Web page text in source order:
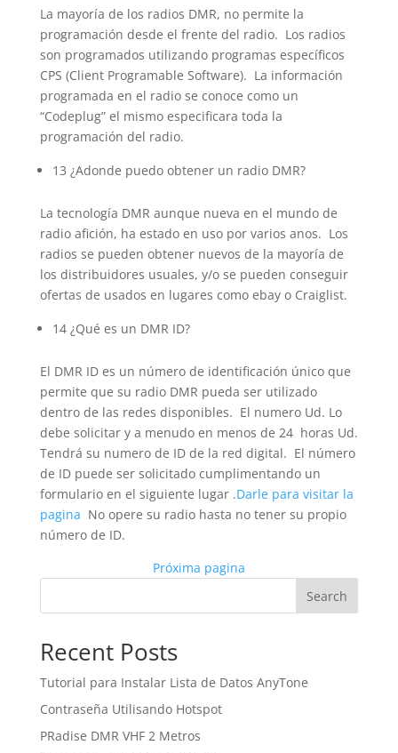
La mayoría de los radios DMR, no permite la
programación desde el frente del radio. Los radios
son programados utilizando programas específicos
CPS (Client Programable Software). La información
programada en el radio se conoce como un
“Codeplug” el mismo especificara toda la
programación del radio.
13 ¿Adonde puedo obtener un radio DMR?
La tecnología DMR aunque nueva en el mundo de
radio afición, ha estado en uso por varios anos. Los
radios se pueden obtener nuevos de la mayoría de
los distribuidores usuales, y/o se pueden conseguir
ofertas de usados en lugares como ebay o Craiglist.
14 ¿Qué es un DMR ID?
El DMR ID es un número de identificación único que
permite que su radio DMR pueda ser utilizado
dentro de las redes disponibles. El numero Ud. Lo
debe solicitar y a menudo en menos de 24 horas Ud.
Tendrá su numero de ID de la red digital. El número
de ID puede ser solicitado cumplimentando un
formulario en el siguiente lugar .Darle para visitar la
pagina No opere su radio hasta no tener su propio
número de ID.
Próxima pagina
Search
Recent Posts
Tutorial para Instalar Lista de Datos AnyTone
Contraseña Utilisando Hotspot
PRadise DMR VHF 2 Metros